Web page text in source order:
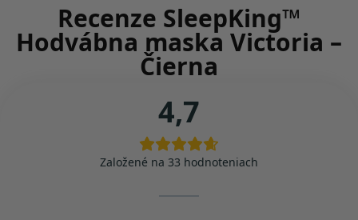
Recenze SleepKing™
Hodvábna maska Victoria –
Čierna
4,7
Založené na 33 hodnoteniach